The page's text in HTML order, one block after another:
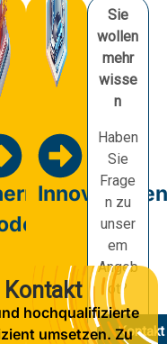
Sie
wollen
mehr
wisse
n
Haben
Sie
Frage
n zu
unser
em
Angeb
ot?
Kontakt
Kontakt
hochqualifizierte
umsetzen. Zu